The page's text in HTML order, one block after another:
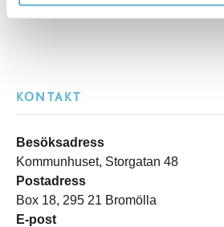
KONTAKT
Besöksadress
Kommunhuset, Storgatan 48
Postadress
Box 18, 295 21 Bromölla
E-post